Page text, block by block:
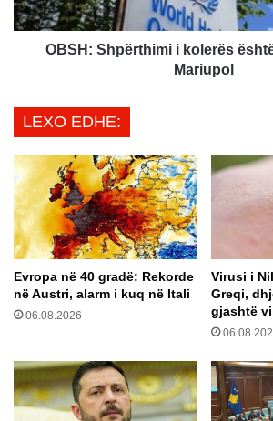
e
n
t
m
e
1
0
0
0
e
u
r
r
e
n
p
ë
i
i
k
o
l
e
r
ë
s
ë
t
ë
i
OBSH: Shpërthimi i kolerës
Mariupol
LEXO EDHE:
Evropa në 40 gradë: Rekorde
në Austri, alarm i kuq në Itali
06.08.2026
Virusi i
Greqi,
gjashtë